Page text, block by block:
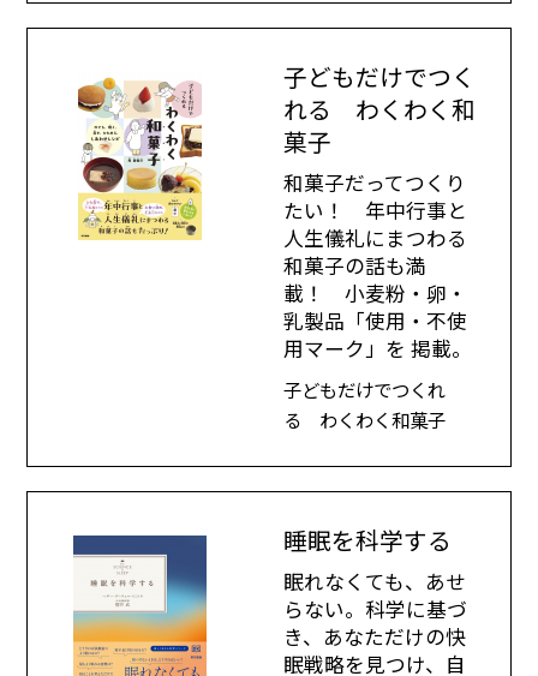
子どもだけでつく
れる わくわく和
菓子
和菓子だってつくり
たい！ 年中行事と
人生儀礼にまつわる
和菓子の話も満
載！ 小麦粉・卵・
乳製品「使用・不使
用マーク」を 掲載。
子どもだけでつくれ
る わくわく和菓子
睡眠を科学する
眠れなくても、あせ
らない。科学に基づ
き、あなただけの快
眠戦略を見つけ、自